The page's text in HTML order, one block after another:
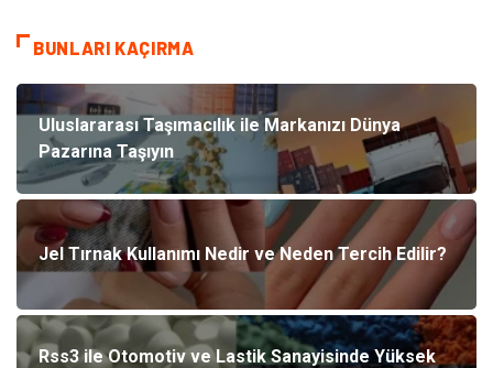
BUNLARI KAÇIRMA
Uluslararası Taşımacılık ile Markanızı Dünya
Pazarına Taşıyın
Jel Tırnak Kullanımı Nedir ve Neden Tercih Edilir?
Rss3 ile Otomotiv ve Lastik Sanayisinde Yüksek